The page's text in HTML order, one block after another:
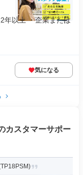
年以上 ・企業または
気になる
スタマーサポー